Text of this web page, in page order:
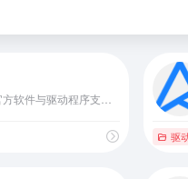
驱